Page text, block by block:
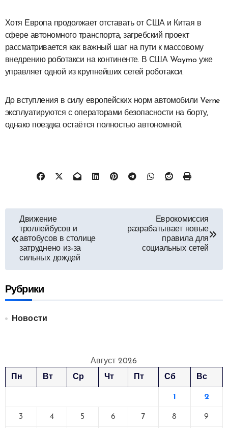
Хотя Европа продолжает отставать от США и Китая в
сфере автономного транспорта, загребский проект
рассматривается как важный шаг на пути к массовому
внедрению роботакси на континенте. В США Waymo уже
управляет одной из крупнейших сетей роботакси.
До вступления в силу европейских норм автомобили Verne
эксплуатируются с операторами безопасности на борту,
однако поездка остаётся полностью автономной.
Навигация
по
записям
Движение
троллейбусов и
автобусов в столице
затруднено из-за
сильных дождей
Еврокомиссия
разрабатывает новые
правила для
социальных сетей
Рубрики
Новости
Август 2026
Пн
Вт Ср Чт Пт Сб Вс
1 2
3 4 5 6 7 8 9